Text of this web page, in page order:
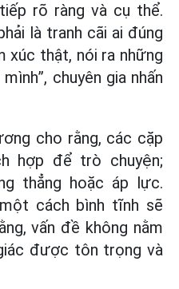
rõ ràng và cụ thể.
là tranh cãi ai đúng
xúc thật, nói ra những
chuyên gia nhấn
cho rằng, các cặp
hợp để trò chuyện;
thẳng hoặc áp lực.
cách bình tĩnh sẽ
vấn đề không nằm
được tôn trọng và